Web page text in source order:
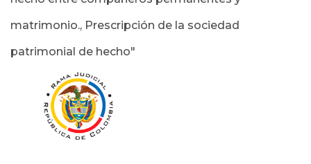
matrimonio., Prescripción de la sociedad
patrimonial de hecho"